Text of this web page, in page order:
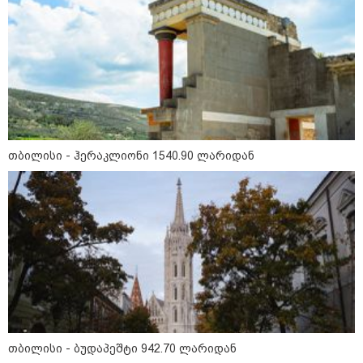
არჩევანის გაკეთება მოუწევს...
„ორ სკამზე ჯდომის“
შესაძლებლობა შეიძლება
დასრულდეს“ - მირიან
მირიანაშვილის ანალიზი
ჯარისკაცი, რომელიც 29 წელი
იბრძოდა, რადგან ომის
დამთავრების არ სჯეროდა...
მეცნიერება
თბილისი - ჰერაკლიონი 1540.90 ლარიდან
თბილისი - ბუდაპეშტი 942.70 ლარიდან